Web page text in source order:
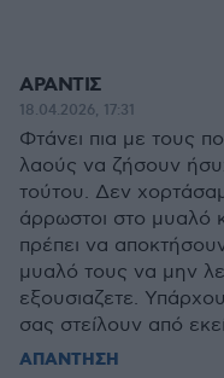
ΑΡΑΝΤΙΣ
18.04.2026, 17:31
Φτάνει πια με τους
λαούς να ζήσουν
τούτου. Δεν
άρρωστοι στο μυαλό
πρέπει να
μυαλό τους να μην
εξουσιαζετε.
σας στείλουν από
ΑΠΑΝΤΗΣΗ